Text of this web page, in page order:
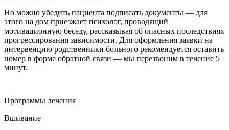
Но можно убедить пациента подписать документы — для
этого на дом приезжает психолог, проводящий
мотивационную беседу, рассказывая об опасных последствиях
прогрессирования зависимости. Для оформления заявки на
интервенцию родственники больного рекомендуется оставить
номер в форме обратной связи — мы перезвоним в течение 5
минут.
Программы лечения
Вшивание